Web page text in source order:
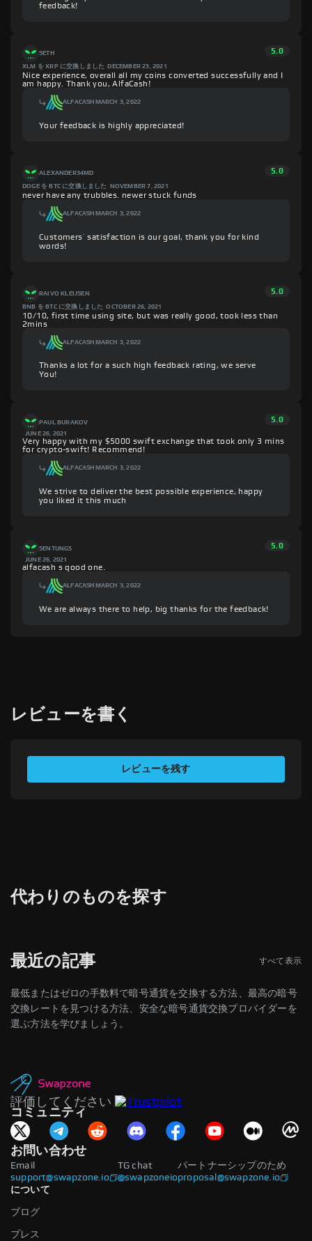
feedback!
SETH
XLM を XRP に交換しました DECEMBER 23, 2021
5.0
Nice experience, overall all my coins converted successfully and I
am happy. Thank you, AlfaCash!
ALFACASH MARCH 3, 2022
Your feedback is highly appreciated!
ALEXANDER34MD
DOGE を BTC に交換しました NOVEMBER 7, 2021
5.0
never have any trubbles. newer stuck funds
ALFACASH MARCH 3, 2022
Customers’ satisfaction is our goal, thank you for kind
words!
RAIVO KLEIJSEN
BNB を BTC に交換しました OCTOBER 26, 2021
5.0
10/10, first time using site, but was really good, took less than
2mins
ALFACASH MARCH 3, 2022
Thanks a lot for a such high feedback rating, we serve
You!
PAUL BURAKOV
JUNE 26, 2021
5.0
Very happy with my $5000 swift exchange that took only 3 mins
for crypto-swift! Recommend!
ALFACASH MARCH 3, 2022
We strive to deliver the best possible experience, happy
you liked it this much
SENTUNG5
JUNE 26, 2021
5.0
alfacash s good one.
ALFACASH MARCH 3, 2022
We are always there to help, big thanks for the feedback!
レビューを書く
レビュー
利用規約および プライバシーポリシー
レビューを残す
代わりのものを探す
最近の記事 すべて表示
最低またはゼロの手数料で暗号通貨を交換する方法、最高の暗号
交換レートを見つける方法、安全な暗号通貨交換プロバイダーを
選ぶ方法を学びましょう。
評価してください
コミュニティ
お問い合わせ
Email
support@swapzone.io
パートナーシップのため
proposal@swapzone.io
TG chat
@swapzoneio
について
ブログ
プレス